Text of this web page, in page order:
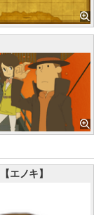
【エノキ】